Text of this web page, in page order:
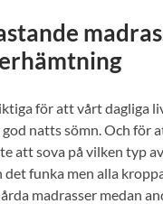
för att vårt dagliga
god natts sömn. Och för
att sova på vilken typ
det funka men alla
madrasser medan